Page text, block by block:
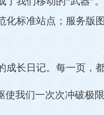
化标准站点；服务版
长日记。每一页，
我们一次次冲破极限